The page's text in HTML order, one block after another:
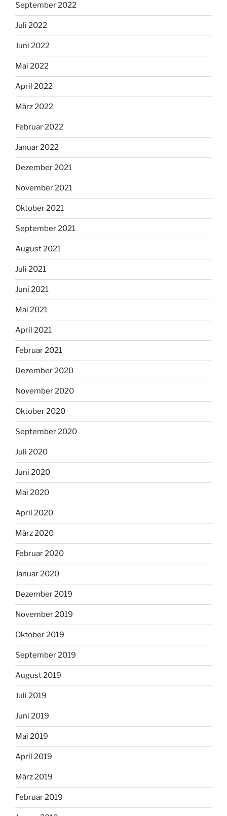
September 2022
Juli 2022
Juni 2022
Mai 2022
April 2022
März 2022
Februar 2022
Januar 2022
Dezember 2021
November 2021
Oktober 2021
September 2021
August 2021
Juli 2021
Juni 2021
Mai 2021
April 2021
Februar 2021
Dezember 2020
November 2020
Oktober 2020
September 2020
Juli 2020
Juni 2020
Mai 2020
April 2020
März 2020
Februar 2020
Januar 2020
Dezember 2019
November 2019
Oktober 2019
September 2019
August 2019
Juli 2019
Juni 2019
Mai 2019
April 2019
März 2019
Februar 2019